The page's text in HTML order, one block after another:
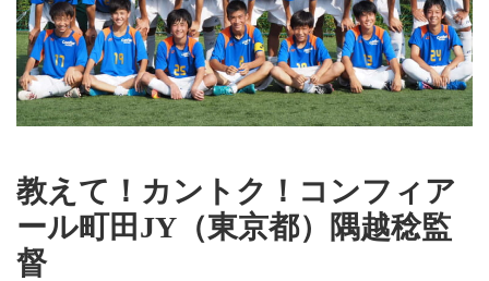
教えて！カントク！コンフィア
ール町田JY（東京都）隅越稔監
督